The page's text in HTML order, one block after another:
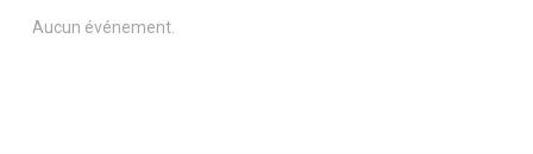
Aucun événement.